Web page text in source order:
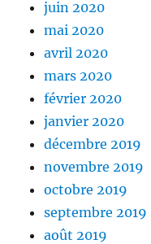
juin 2020
mai 2020
avril 2020
mars 2020
février 2020
janvier 2020
décembre 2019
novembre 2019
octobre 2019
septembre 2019
août 2019